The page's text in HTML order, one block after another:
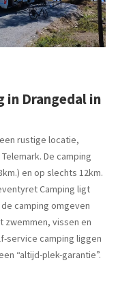
in Drangedal in
rustige locatie,
De camping
en op slechts 12km.
Camping ligt
camping omgeven
zwemmen, vissen en
service camping liggen
“altijd-plek-garantie”.